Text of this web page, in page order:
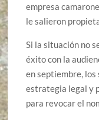
empresa
le salieron
Si la situación no
éxito con la
en septiembre, los
estrategia legal y
para revocar el